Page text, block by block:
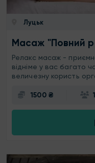
Луцьк
Масаж "Повний
Релакс масаж -
відніме у вас багато
величезну користь
1500 ₴